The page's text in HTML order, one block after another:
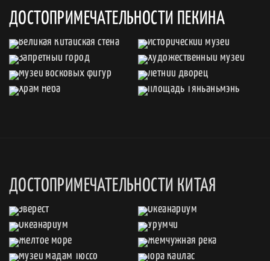
ДОСТОПРИМЕЧАТЕЛЬНОСТИ ПЕКИНА
ДОСТОПРИМЕЧАТЕЛЬНОСТИ КИТАЯ